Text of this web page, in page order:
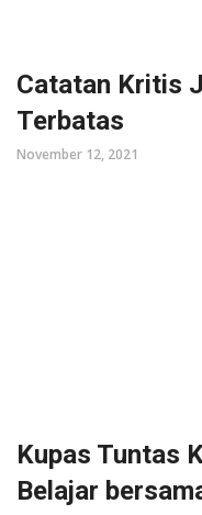
Catatan Kritis
Terbatas
November 12, 2021
Kupas Tuntas
Belajar